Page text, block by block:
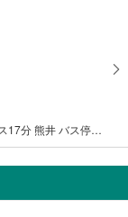
東武東上線 「坂戸」駅 バス17分 熊井 バス停下車 徒歩4分